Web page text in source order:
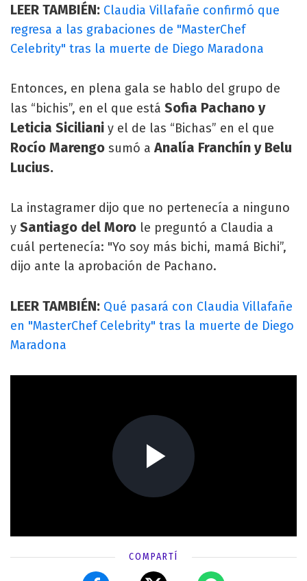
LEER TAMBIÉN: Claudia Villafañe confirmó que
regresa a las grabaciones de "MasterChef
Celebrity" tras la muerte de Diego Maradona
Entonces, en plena gala se hablo del grupo de
las “bichis”, en el que está Sofia Pachano y
Leticia Siciliani y el de las “Bichas” en el que
Rocío Marengo sumó aAnalía Franchín y Belu
Lucius.
La instagramer dijo que no pertenecía a ninguno
y Santiago del Moro le preguntó a Claudia a
cuál pertenecía: "Yo soy más bichi, mamá Bichi”,
dijo ante la aprobación de Pachano.
LEER TAMBIÉN: Qué pasará con Claudia Villafañe
en "MasterChef Celebrity" tras la muerte de Diego
Maradona
COMPARTÍ